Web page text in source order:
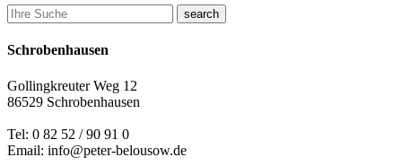
search
Schrobenhausen
Gollingkreuter Weg 12
86529 Schrobenhausen
Tel: 0 82 52 / 90 91 0
Email: info@peter-belousow.de